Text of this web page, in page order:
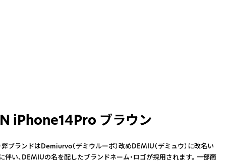
iPhone14Pro ブラウン
ブランドはDemiurvo（デミウルーボ）改めDEMIU（デミュウ）に改名い
伴い、DEMIUの名を配したブランドネーム・ロゴが採用されます。 一部商